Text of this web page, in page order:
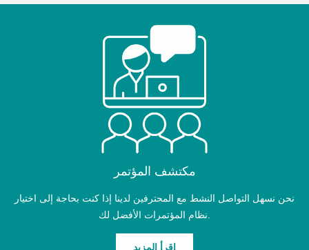
مكتشف المؤتمر
نحن نسهل التواصل النشط مع المحترفين لدينا إذا كنت بحاجة إلى اختيار
اقرأ المزيد